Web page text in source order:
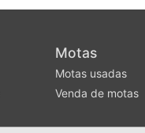
Motas
Motas usadas
Venda de motas